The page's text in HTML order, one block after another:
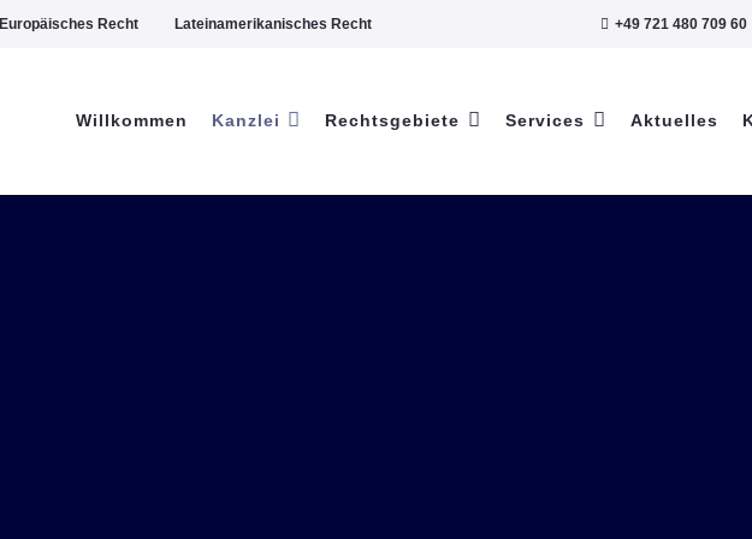
Europäisches Recht Lateinamerikanisches Recht +49 721 480 709 60
Willkommen Kanzlei Rechtsgebiete Services Aktuelles